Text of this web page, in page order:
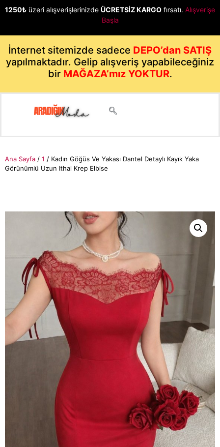
1250₺ üzeri alışverişlerinizde ÜCRETSİZ KARGO fırsatı. Alışverişe
Başla
İnternet sitemizde sadece DEPO’dan SATIŞ
yapılmaktadır. Gelip alışveriş yapabileceğiniz
bir MAĞAZA’mız YOKTUR.
Ana Sayfa / 1 / Kadın Göğüs Ve Yakası Dantel Detaylı Kayık Yaka
Görünümlü Uzun Ithal Krep Elbise